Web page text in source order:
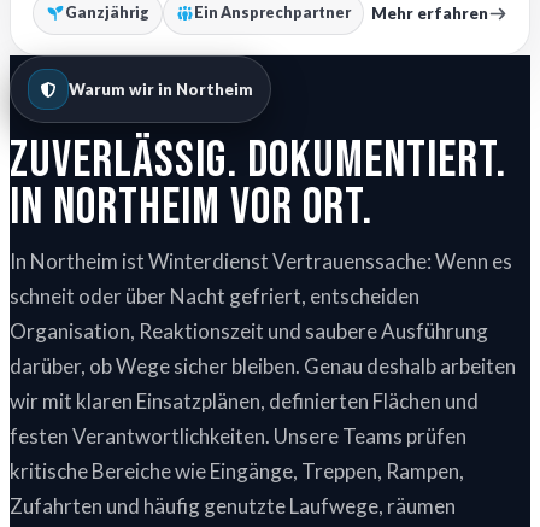
Ganzjährig Ein Ansprechpartner Mehr erfahren
Warum wir in Northeim
Zuverlässig. Dokumentiert.
In Northeim vor Ort.
In Northeim ist Winterdienst Vertrauenssache: Wenn es
schneit oder über Nacht gefriert, entscheiden
Organisation, Reaktionszeit und saubere Ausführung
darüber, ob Wege sicher bleiben. Genau deshalb arbeiten
wir mit klaren Einsatzplänen, definierten Flächen und
festen Verantwortlichkeiten. Unsere Teams prüfen
kritische Bereiche wie Eingänge, Treppen, Rampen,
Zufahrten und häufig genutzte Laufwege, räumen